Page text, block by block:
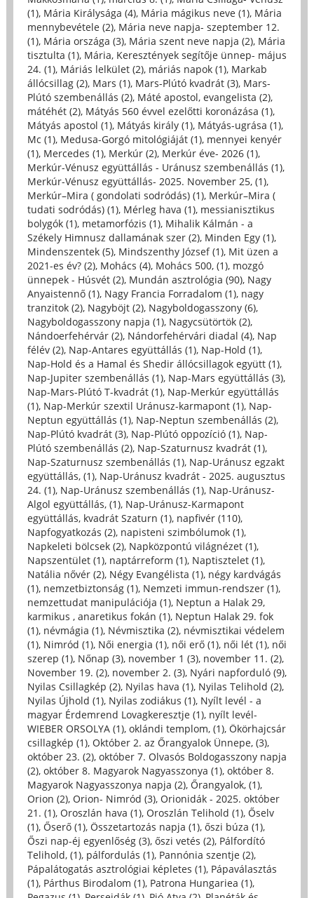
(1), Mária Királysága (4), Mária mágikus neve (1), Mária
mennybevétele (2), Mária neve napja- szeptember 12.
(1), Mária országa (3), Mária szent neve napja (2), Mária
tisztulta (1), Mária, Keresztények segítője ünnep- május
24. (1), Máriás lelkület (2), máriás napok (1), Markab
állócsillag (2), Mars (1), Mars-Plútó kvadrát (3), Mars-
Plútó szembenállás (2), Máté apostol, evangelista (2),
mátéhét (2), Mátyás 560 évvel ezelőtti koronázása (1),
Mátyás apostol (1), Mátyás király (1), Mátyás-ugrása (1),
Mc (1), Medusa-Gorgó mitológiáját (1), mennyei kenyér
(1), Mercedes (1), Merkúr (2), Merkúr éve- 2026 (1),
Merkúr-Vénusz együttállás - Uránusz szembenállás (1),
Merkúr-Vénusz együttállás- 2025. November 25, (1),
Merkúr–Mira ( gondolati sodródás) (1), Merkúr–Mira (
tudati sodródás) (1), Mérleg hava (1), messianisztikus
bolygók (1), metamorfózis (1), Mihalik Kálmán - a
Székely Himnusz dallamának szer (2), Minden Egy (1),
Mindenszentek (5), Mindszenthy József (1), Mit üzen a
2021-es év? (2), Mohács (4), Mohács 500, (1), mozgó
ünnepek - Húsvét (2), Mundán asztrológia (90), Nagy
Anyaistennő (1), Nagy Francia Forradalom (1), nagy
tranzitok (2), Nagyböjt (2), Nagyboldogasszony (6),
Nagyboldogasszony napja (1), Nagycsütörtök (2),
Nándoerfehérvár (2), Nándorfehérvári diadal (4), Nap
félév (2), Nap-Antares együttállás (1), Nap-Hold (1),
Nap-Hold és a Hamal és Shedir állócsillagok együtt (1),
Nap-Jupiter szembenállás (1), Nap-Mars együttállás (3),
Nap-Mars-Plútó T-kvadrát (1), Nap-Merkúr együttállás
(1), Nap-Merkúr szextil Uránusz-karmapont (1), Nap-
Neptun együttállás (1), Nap-Neptun szembenállás (2),
Nap-Plútó kvadrát (3), Nap-Plútó oppozíció (1), Nap-
Plútó szembenállás (2), Nap-Szaturnusz kvadrát (1),
Nap-Szaturnusz szembenállás (1), Nap-Uránusz egzakt
együttállás, (1), Nap-Uránusz kvadrát - 2025. augusztus
24. (1), Nap-Uránusz szembenállás (1), Nap-Uránusz-
Algol együttállás, (1), Nap-Uránusz-Karmapont
együttállás, kvadrát Szaturn (1), napfivér (110),
Napfogyatkozás (2), napisteni szimbólumok (1),
Napkeleti bölcsek (2), Napközpontú világnézet (1),
Napszentület (1), naptárreform (1), Naptisztelet (1),
Natália nővér (2), Négy Evangélista (1), négy kardvágás
(1), nemzetbiztonság (1), Nemzeti immun-rendszer (1),
nemzettudat manipulációja (1), Neptun a Halak 29,
karmikus , anaretikus fokán (1), Neptun Halak 29. fok
(1), névmágia (1), Névmisztika (2), névmisztikai védelem
(1), Nimród (1), Női energia (1), női erő (1), női lét (1), női
szerep (1), Nőnap (3), november 1 (3), november 11. (2),
November 19. (2), november 2. (3), Nyári napforduló (9),
Nyilas Csillagkép (2), Nyilas hava (1), Nyilas Telihold (2),
Nyilas Újhold (1), Nyilas zodiákus (1), Nyílt levél - a
magyar Érdemrend Lovagkeresztje (1), nyílt levél-
WIEBER ORSOLYA (1), oklándi templom, (1), Ökörhajcsár
csillagkép (1), Október 2. az Őrangyalok Ünnepe, (3),
október 23. (2), október 7. Olvasós Boldogasszony napja
(2), október 8. Magyarok Nagyasszonya (1), október 8.
Magyarok Nagyasszonya napja (2), Őrangyalok, (1),
Orion (2), Orion- Nimród (3), Orionidák - 2025. október
21. (1), Oroszlán hava (1), Oroszlán Telihold (1), Őselv
(1), Őserő (1), Összetartozás napja (1), őszi búza (1),
Őszi nap-éj egyenlőség (3), őszi vetés (2), Pálfordító
Telihold, (1), pálfordulás (1), Pannónia szentje (2),
Pápalátogatás asztrológiai képletes (1), Pápaválasztás
(1), Párthus Birodalom (1), Patrona Hungariea (1),